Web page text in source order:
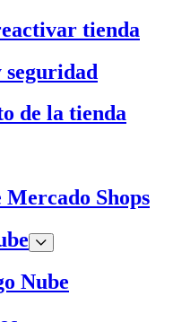
tienda
de la tienda
Shops
Nube